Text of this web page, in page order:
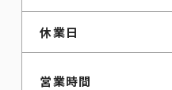
休業日
営業時間